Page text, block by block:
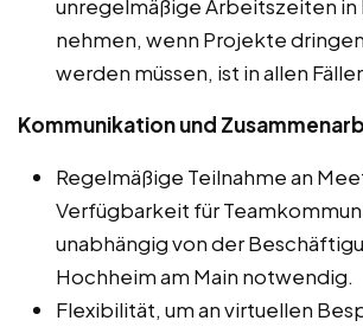
unregelmäßige Arbeitszeiten in
nehmen, wenn Projekte
werden müssen, ist in allen
Kommunikation und
Regelmäßige Teilnahme an
Verfügbarkeit für
unabhängig von der
Hochheim am Main notwendig.
Flexibilität, um an virtuellen